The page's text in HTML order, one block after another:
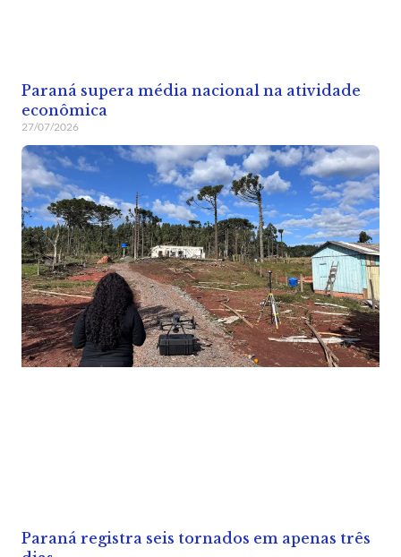
Paraná supera média nacional na atividade
econômica
27/07/2026
Paraná registra seis tornados em apenas três